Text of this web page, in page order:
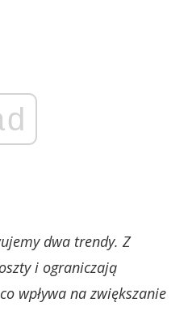
dwa trendy. Z
i ograniczają
wpływa na zwiększanie